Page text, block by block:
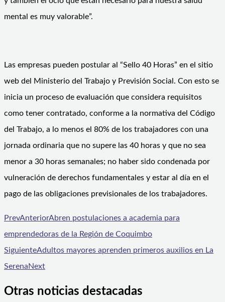
mental es muy valorable”.
Las empresas pueden postular al “Sello 40 Horas” en el sitio
web del Ministerio del Trabajo y Previsión Social. Con esto se
inicia un proceso de evaluación que considera requisitos
como tener contratado, conforme a la normativa del Código
del Trabajo, a lo menos el 80% de los trabajadores con una
jornada ordinaria que no supere las 40 horas y que no sea
menor a 30 horas semanales; no haber sido condenada por
vulneración de derechos fundamentales y estar al día en el
pago de las obligaciones previsionales de los trabajadores.
PrevAnteriorAbren postulaciones a academia para
emprendedoras de la Región de Coquimbo
SiguienteAdultos mayores aprenden primeros auxilios en La
SerenaNext
Otras noticias destacadas